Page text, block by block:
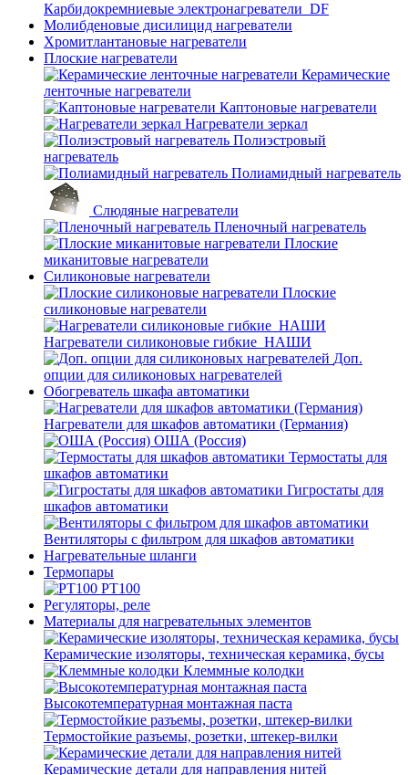
Карбидокремниевые электронагреватели_DF
Молибденовые дисилицид нагреватели
Хромитлантановые нагреватели
Плоские нагреватели
Керамические
ленточные нагреватели
Каптоновые нагреватели
Нагреватели зеркал
Полиэстровый
нагреватель
Полиамидный нагреватель
Слюдяные нагреватели
Пленочный нагреватель
Плоские
миканитовые нагреватели
Силиконовые нагреватели
Плоские
силиконовые нагреватели
Нагреватели силиконовые гибкие_НАШИ
Доп.
опции для силиконовых нагревателей
Обогреватель шкафа автоматики
Нагреватели для шкафов автоматики (Германия)
ОША (Россия)
Термостаты для
шкафов автоматики
Гигростаты для
шкафов автоматики
Вентиляторы с фильтром для шкафов автоматики
Нагревательные шланги
Термопары
PT100
Регуляторы, реле
Материалы для нагревательных элементов
Керамические изоляторы, техническая керамика, бусы
Клеммные колодки
Высокотемпературная монтажная паста
Термостойкие разъемы, розетки, штекер-вилки
Керамические детали для направления нитей